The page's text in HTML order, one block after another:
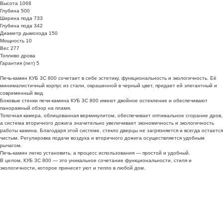
Высота 1068
Глубина 500
Ширина пода 733
Глубина пода 342
Диаметр дымохода 150
Мощность 10
Вес 277
Топливо дрова
Гарантия (лет) 5
Печь-камин КУБ 3С 800 сочетает в себе эстетику, функциональность и экологичность. Её
минималистичный корпус из стали, окрашенной в черный цвет, придает ей элегантный и
современный вид.
Боковые стенки печи-камина КУБ 3С 800 имеют двойное остекление и обеспечивают
панорамный обзор на пламя.
Топочная камера, облицованная вермикулитом, обеспечивает оптимальное сгорание дров,
а система вторичного дожига значительно увеличивает экономичность и экологичность
работы камина. Благодаря этой системе, стекло дверцы не загрязняется и всегда остается
чистым. Регулировка подачи воздуха и вторичного дожига осуществляется удобным
рычагом.
Печь-камин легко установить, а процесс использования — простой и удобный.
В целом, КУБ 3С 800 — это уникальное сочетание функциональности, стиля и
экологичности, которое принесет уют и тепло в любой дом.